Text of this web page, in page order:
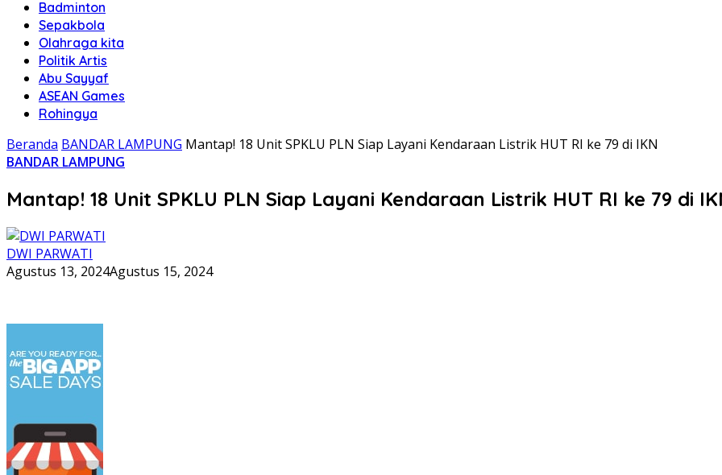
Badminton
Sepakbola
Olahraga kita
Politik Artis
Abu Sayyaf
ASEAN Games
Rohingya
Beranda BANDAR LAMPUNG Mantap! 18 Unit SPKLU PLN Siap Layani Kendaraan Listrik HUT RI ke 79 di IKN
BANDAR LAMPUNG
Mantap! 18 Unit SPKLU PLN Siap Layani Kendaraan Listrik HUT RI ke 79 di
DWI PARWATI
Agustus 13, 2024Agustus 15, 2024